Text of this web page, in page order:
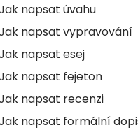
napsat úvahu
napsat vypravování
napsat esej
napsat fejeton
napsat recenzi
napsat formální